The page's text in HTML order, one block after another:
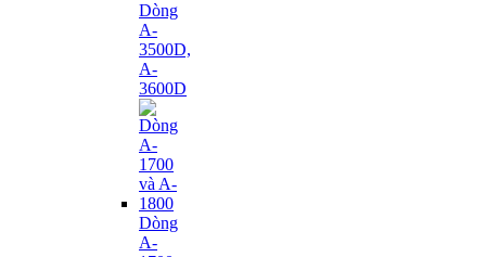
Dòng
A-
3500D,
A-
3600D
Dòng
A-